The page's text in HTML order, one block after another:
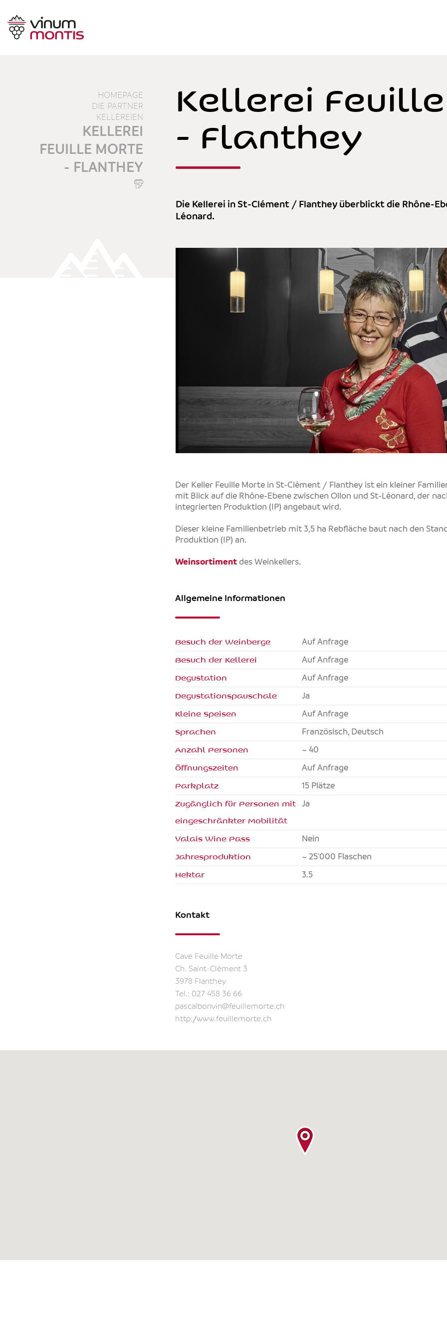
HOMEPAGE
DIE PARTNER
KELLEREIEN
KELLEREI
FEUILLE MORTE
- FLANTHEY
Kellerei
- Flanthey
Die Kellerei in St-Clément / Flanthey überblickt die Rhône-
Léonard.
Der Keller Feuille Morte in St-Clément / Flanthey ist ein kleiner
mit Blick auf die Rhône-Ebene zwischen Ollon und St-Léonard, der
integrierten Produktion (IP) angebaut wird.
Dieser kleine Familienbetrieb mit 3,5 ha Rebfläche baut nach den
Produktion (IP) an.
Weinsortiment des Weinkellers.
Allgemeine Informationen
Besuch der Weinberge Auf Anfrage
Besuch der Kellerei Auf Anfrage
Degustation Auf Anfrage
Degustationspauschale Ja
Kleine Speisen Auf Anfrage
Sprachen Französisch, Deutsch
Anzahl Personen ~ 40
Öffnungszeiten Auf Anfrage
Parkplatz 15 Plätze
Zugänglich für Personen mit
eingeschränkter Mobilität
ja
Valais Wine Pass nein
Jahresproduktion ~ 25'000 Flaschen
Hektar 3.5
Kontakt
Cave Feuille Morte
Ch. Saint-Clément 3
3978 Flanthey
Tel.: 027 458 36 66
pascalbonvin@feuillemorte.ch
http://www.feuillemorte.ch